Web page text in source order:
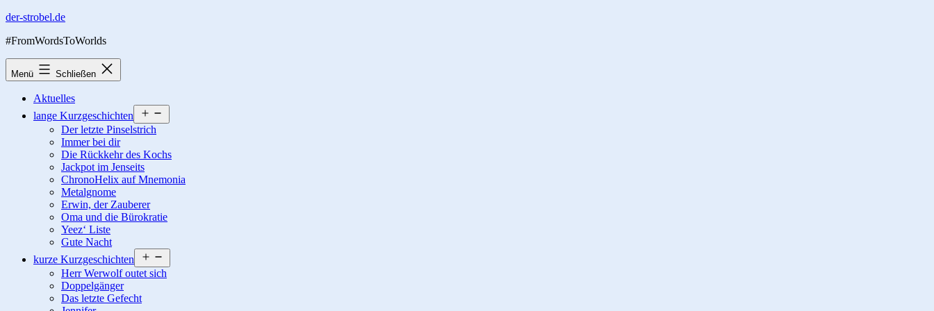
Zum
springen
der-strobel.de
#FromWordsToWorlds
Menü Schließen
Aktuelles
lange Kurzgeschichten
öffnen
Der letzte Pinselstrich
Immer bei dir
Die Rückkehr des Kochs
Jackpot im Jenseits
ChronoHelix auf Mnemonia
Metalgnome
Erwin, der Zauberer
Oma und die Bürokratie
Yeez‘ Liste
Gute Nacht
kurze Kurzgeschichten
öffnen
Herr Werwolf outet sich
Doppelgänger
Das letzte Gefecht